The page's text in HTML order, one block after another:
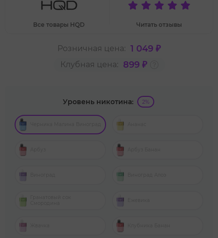
Все товары HQD Читать отзывы
Розничная цена: 1 049 ₽
Клубная цена: 899 ₽
Уровень никотина: 2%